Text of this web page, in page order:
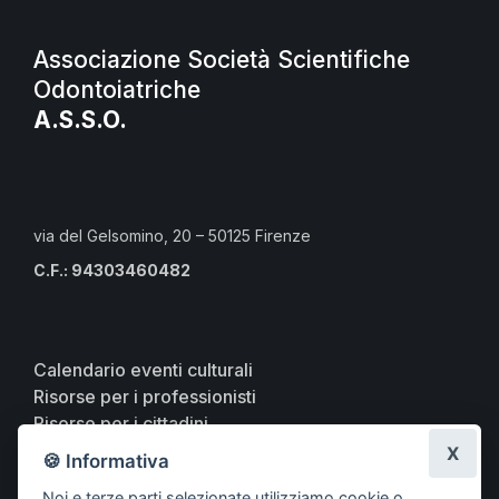
Associazione Società Scientifiche
Odontoiatriche
A.S.S.O.
via del Gelsomino, 20 – 50125 Firenze
C.F.: 94303460482
Calendario eventi culturali
Risorse per i professionisti
Risorse per i cittadini
Risorse per gli Studenti CLMOPD
🍪 Informativa X